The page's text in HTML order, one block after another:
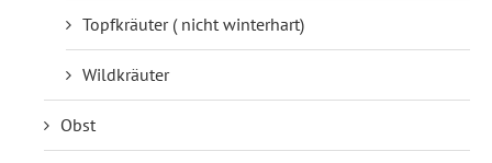
Topfkräuter ( nicht winterhart)
Wildkräuter
Obst